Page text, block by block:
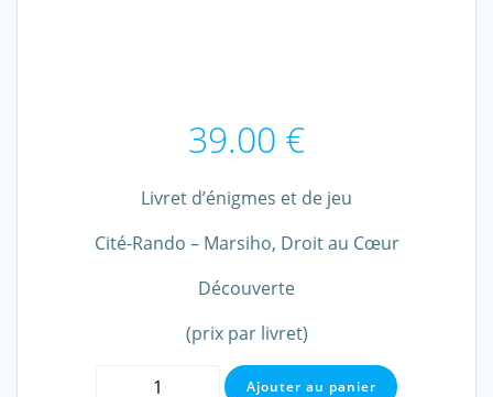
39.00 €
Livret d’énigmes et de jeu
Cité-Rando – Marsiho, Droit au Cœur
Découverte
(prix par livret)
quantité
Ajouter au panier